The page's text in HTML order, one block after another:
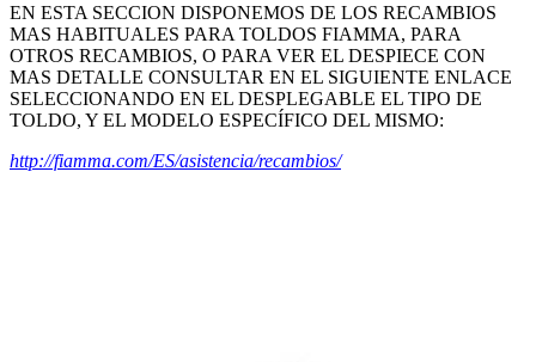
EN ESTA SECCION DISPONEMOS DE LOS RECAMBIOS
MAS HABITUALES PARA TOLDOS FIAMMA, PARA
OTROS RECAMBIOS, O PARA VER EL DESPIECE CON
MAS DETALLE CONSULTAR EN EL SIGUIENTE ENLACE
SELECCIONANDO EN EL DESPLEGABLE EL TIPO DE
TOLDO, Y EL MODELO ESPECÍFICO DEL MISMO:
http://fiamma.com/ES/asistencia/recambios/